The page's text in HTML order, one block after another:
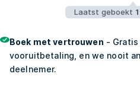
Laatst geboekt
Boek met vertrouwen - Gratis
vooruitbetaling, en we nooit
deelnemer.